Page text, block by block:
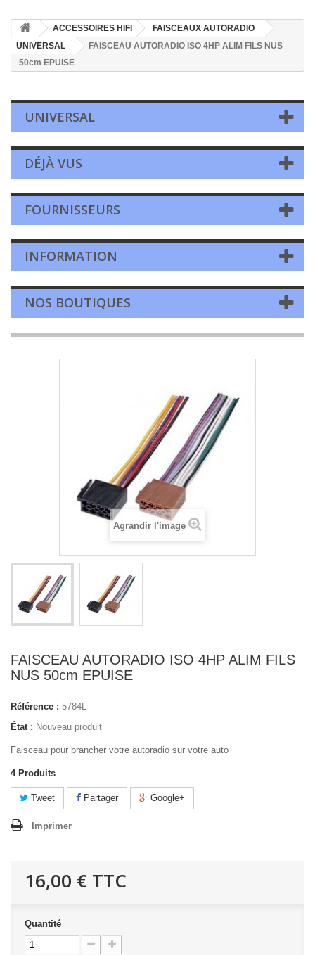
ACCESSOIRES HIFI
FAISCEAUX AUTORADIO
UNIVERSAL
FAISCEAU AUTORADIO ISO 4HP ALIM FILS NUS
50cm EPUISE
UNIVERSAL
DÉJÀ VUS
FOURNISSEURS
INFORMATION
NOS BOUTIQUES
Agrandir l'image
FAISCEAU AUTORADIO ISO 4HP ALIM FILS
NUS 50cm EPUISE
Référence : 5784L
État : Nouveau produit
Faisceau pour brancher votre autoradio sur votre auto
4 Produits
Tweet Partager Google+
Imprimer
16,00 € TTC
Quantité